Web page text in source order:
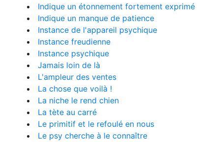
Indique un étonnement fortement exprimé
Indique un manque de patience
Instance de l'appareil psychique
Instance freudienne
Instance psychique
Jamais loin de là
L'ampleur des ventes
La chose que voilà !
La niche le rend chien
La tète au carré
Le primitif et le refoulé en nous
Le psy cherche à le connaître